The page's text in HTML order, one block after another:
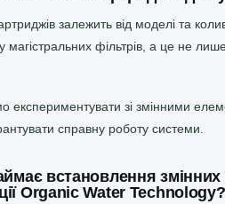
залежить від моделі та
магістральних фільтрів, а це не
зі змінними
справну роботу системи.
встановлення
Organic Water Technology?